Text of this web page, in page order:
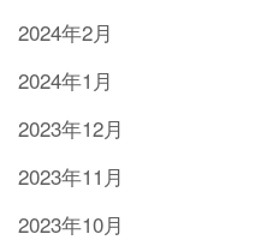
2024年2月
2024年1月
2023年12月
2023年11月
2023年10月